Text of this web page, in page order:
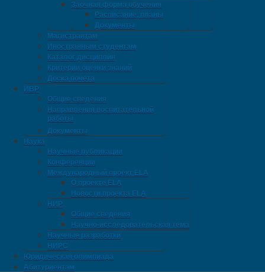
Заочная форма обучения
Расписание, планы
Документы
Магистрантам
Иностранным студентам
Каталог дисциплин
Критерии оценки знаний
Доска почета
ИВР
Общие сведения
Направления воспитательной
работы
Документы
Наука
Научные публикации
Конференции
Международный проект ELA
О проекте ELA
Новости проекта ELA
НИР
Общие сведения
Научно-исследовательская тема
Научные разработки
НИРС
Юридическая олимпиада
Абитуриентам